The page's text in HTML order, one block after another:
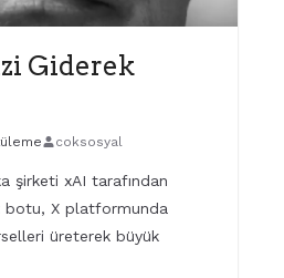
Giderek
coksosyal
şirketi xAI tarafından
botu, X platformunda
üreterek büyük